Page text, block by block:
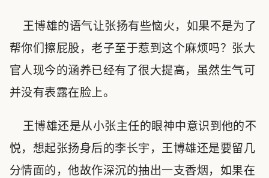
王博雄的语气让张扬有些恼火，如果不是为了
帮你们擦屁股，老子至于惹到这个麻烦吗？张大
官人现今的涵养已经有了很大提高，虽然生气可
并没有表露在脸上。
王博雄还是从小张主任的眼神中意识到他的不
悦，想起张扬身后的李长宇，王博雄还是要留几
分情面的，他故作深沉的抽出一支香烟，如果在